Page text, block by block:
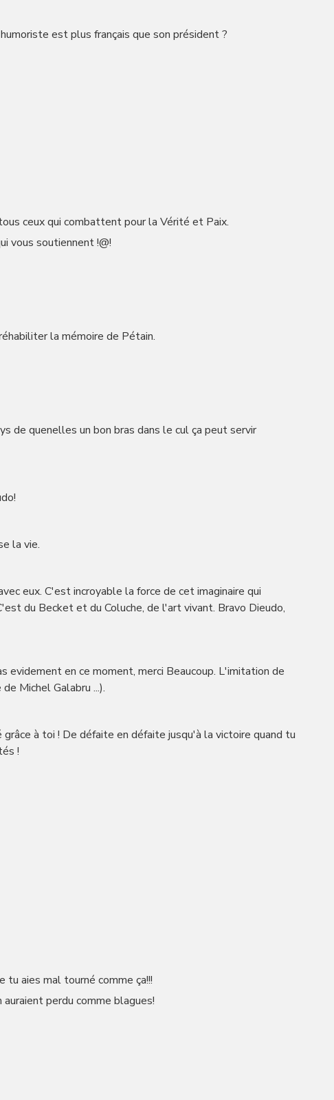
est plus français que son président ?
ceux qui combattent pour la Vérité et Paix.
vous soutiennent !@!
la mémoire de Pétain.
de quenelles un bon bras dans le cul ça peut servir
la vie.
eux. C'est incroyable la force de cet imaginaire qui
du Becket et du Coluche, de l'art vivant. Bravo Dieudo,
evidement en ce moment, merci Beaucoup. L'imitation de
Michel Galabru ...).
à toi ! De défaite en défaite jusqu'à la victoire quand tu
!
tu aies mal tourné comme ça!!!
perdu comme blagues!